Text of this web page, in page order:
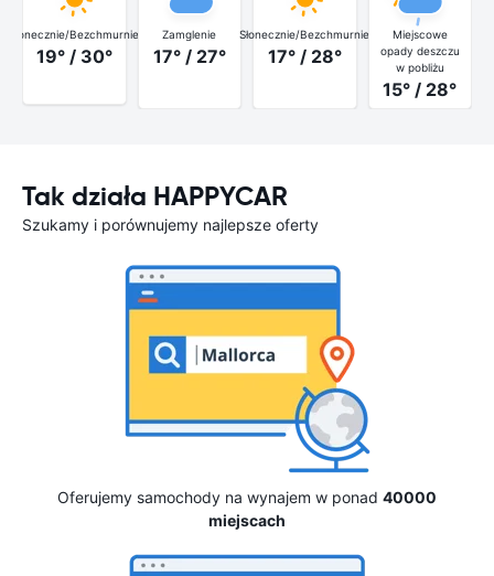
Słonecznie/Bezchmurnie
19° / 30°
Zamglenie
17° / 27°
Słonecznie/Bezchmurnie
17° / 28°
Miejscowe
opady deszczu
w pobliżu
15° / 28°
Tak działa HAPPYCAR
Szukamy i porównujemy najlepsze oferty
Oferujemy samochody na wynajem w ponad 40000
miejscach